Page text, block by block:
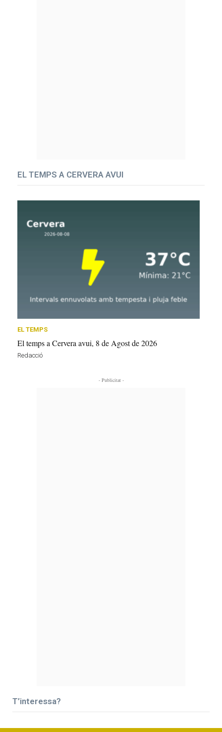
EL TEMPS A CERVERA AVUI
EL TEMPS
El temps a Cervera avui, 8 de Agost de 2026
Redacció
- Publicitat -
T’interessa?